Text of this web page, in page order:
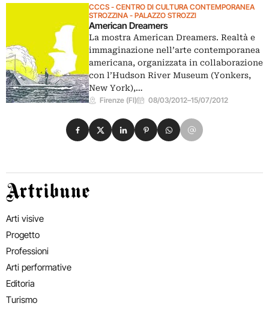
CCCS - CENTRO DI CULTURA CONTEMPORANEA
STROZZINA - PALAZZO STROZZI
American Dreamers
La mostra American Dreamers. Realtà e
immaginazione nell’arte contemporanea
americana, organizzata in collaborazione
con l’Hudson River Museum (Yonkers,
New York),…
Firenze (FI) 08/03/2012–15/07/2012
Condividi su Facebook
Condividi su X
Condividi su LinkedIn
Condividi su Pinterest
Condividi su WhatsApp
Condividi su Email
Artribune
Arti visive
Progetto
Professioni
Arti performative
Editoria
Turismo